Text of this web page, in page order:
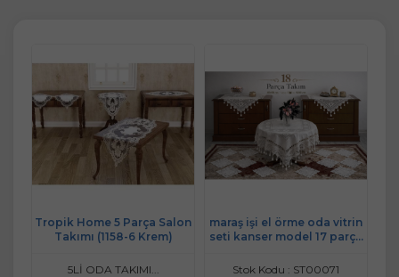
Tropik Home 5 Parça Salon
Takımı (1158-6 Krem)
5Lİ ODA TAKIMI...
maraş işi el örme oda vitrin
seti kanser model 17 parça
Stok Kodu : ST00071